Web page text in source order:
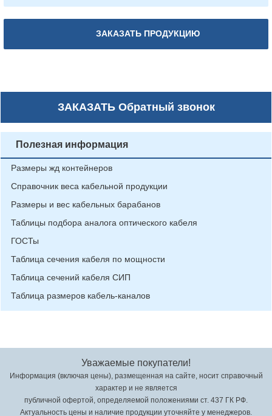
ЗАКАЗАТЬ ПРОДУКЦИЮ
ЗАКАЗАТЬОбратный звонок
Полезная информация
Размеры жд контейнеров
Справочник веса кабельной продукции
Размеры и вес кабельных барабанов
Таблицы подбора аналога оптического кабеля
ГОСТы
Таблица сечения кабеля по мощности
Таблица сечений кабеля СИП
Таблица размеров кабель-каналов
Уважаемые покупатели!
Информация (включая цены), размещенная на сайте, носит справочный
характер и не является
публичной офертой, определяемой положениями ст. 437 ГК РФ.
Актуальность цены и наличие продукции уточняйте у менеджеров.